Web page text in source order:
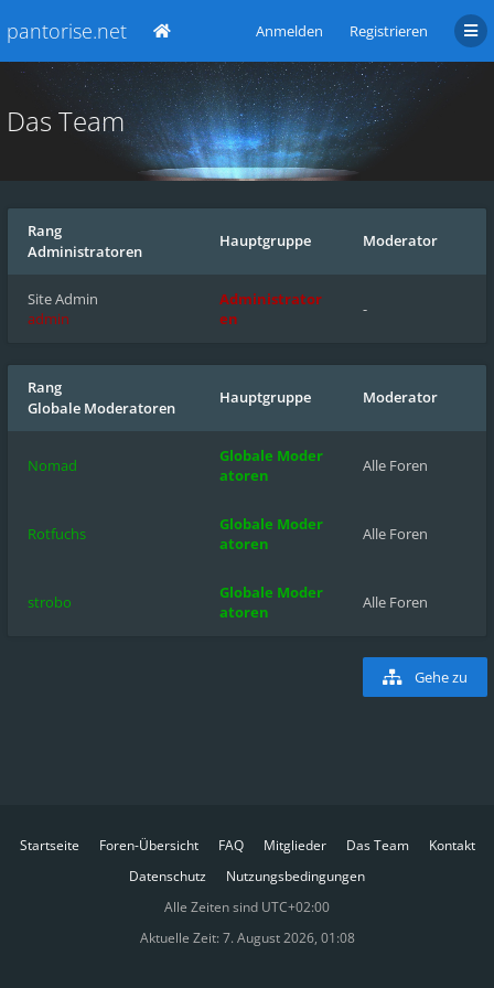
pantorise.net Anmelden Registrieren
Das Team
Rang
Administratoren
Hauptgruppe Moderator
Site Admin
admin
Administrator
en
-
Rang
Globale Moderatoren
Hauptgruppe Moderator
Nomad
Globale Moder
atoren
Alle Foren
Rotfuchs
Globale Moder
atoren
Alle Foren
strobo
Globale Moder
atoren
Alle Foren
Gehe zu
Startseite Foren-Übersicht FAQ Mitglieder Das Team
Kontakt
Datenschutz
Nutzungsbedingungen
Alle Zeiten sind UTC+02:00
Aktuelle Zeit: 7. August 2026, 01:08